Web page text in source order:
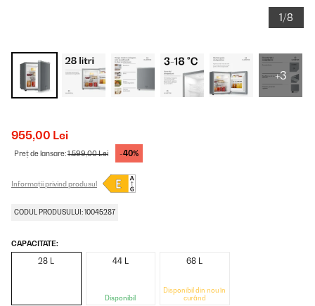
1/8
+3
955,00 Lei
Preț de lansare:1.599,00 Lei -40%
Informații privind produsul
CODUL PRODUSULUI: 10045287
CAPACITATE:
28 L 44 L
Disponibil
68 L
Disponibil din nou în
curând